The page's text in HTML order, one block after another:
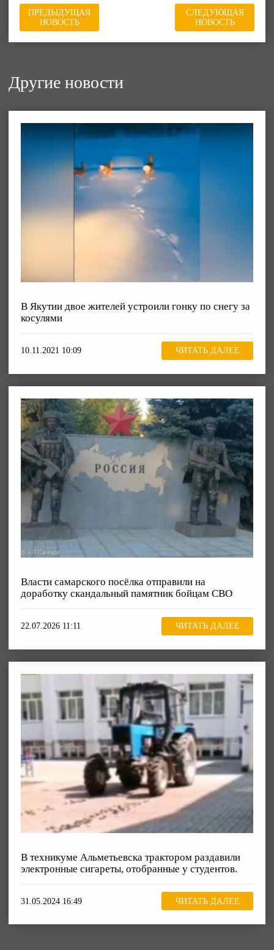
ПРЕДЫДУЩАЯ
НОВОСТЬ
СЛЕДУЮЩАЯ
НОВОСТЬ
Другие новости
В Якутии двое жителей устроили гонку по снегу за
косулями
10.11.2021 10:09 ЧИТАТЬ ДАЛЕЕ
Власти самарского посёлка отправили на
доработку скандальный памятник бойцам СВО
22.07.2026 11:11 ЧИТАТЬ ДАЛЕЕ
В техникуме Альметьевска трактором раздавили
электронные сигареты, отобранные у студентов.
31.05.2024 16:49 ЧИТАТЬ ДАЛЕЕ